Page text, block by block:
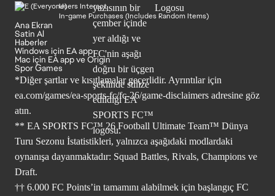
Users Interact
In-game Purchases (Includes Random Items)
Ana Ekran
Satin Al
Haberler
Windows için EA app
Mac için EA app ve Origin
Spor Games
*Diğer şartlar ve kısıtlamalar geçerlidir. Ayrıntılar için
ea.com/games/ea-sports-fc/fc-26/game-disclaimers adresine göz
atın.
** EA SPORTS FC™ 26 Football Ultimate Team™ Dünya
Turu Sezonu İstatistikleri, yalnızca aşağıdaki modlardaki
oynanışa dayanmaktadır: Squad Battles, Rivals, Champions ve
Draft.
†† 6.000 FC Points’in tamamını alabilmek için başlangıç FC